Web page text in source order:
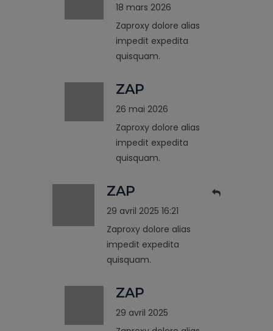
18 mars 2026
Zaproxy dolore alias
impedit expedita
quisquam.
ZAP
26 mai 2026
Zaproxy dolore alias
impedit expedita
quisquam.
ZAP
29 avril 2025 16:21
Zaproxy dolore alias
impedit expedita
quisquam.
ZAP
29 avril 2025